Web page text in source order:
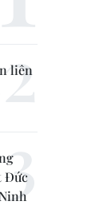
liên
Đức